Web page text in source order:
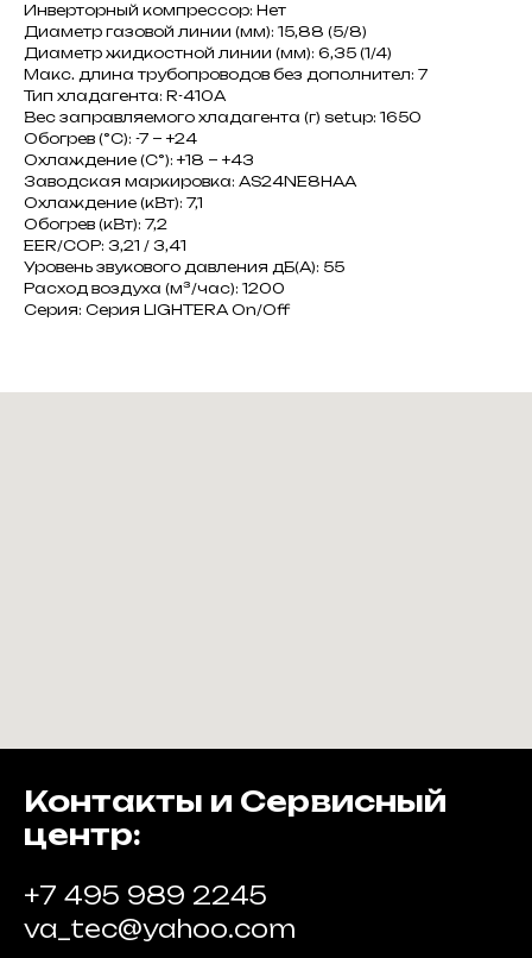
Инверторный компрессор: Нет
Диаметр газовой линии (мм): 15,88 (5/8)
Диаметр жидкостной линии (мм): 6,35 (1/4)
Макс. длина трубопроводов без дополнител: 7
Тип хладагента: R-410A
Вес заправляемого хладагента (г) setup: 1650
Обогрев (°С): -7 ~ +24
Охлаждение (С°): +18 ~ +43
Заводская маркировка: AS24NE8HAA
Охлаждение (кВт): 7,1
Обогрев (кВт): 7,2
EER/COP: 3,21 / 3,41
Уровень звукового давления дБ(А): 55
Расход воздуха (м³/час): 1200
Серия: Серия LIGHTERA On/Off
Контакты и Сервисный
центр:
+7 495 989 2245
va_tec@yahoo.com